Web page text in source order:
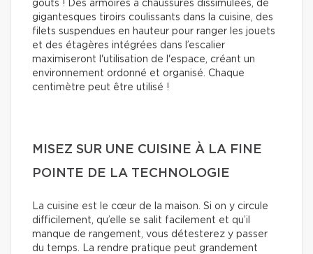
goûts ! Des armoires à chaussures dissimulées, de
gigantesques tiroirs coulissants dans la cuisine, des
filets suspendues en hauteur pour ranger les jouets
et des étagères intégrées dans l’escalier
maximiseront l'utilisation de l'espace, créant un
environnement ordonné et organisé. Chaque
centimètre peut être utilisé !
MISEZ SUR UNE CUISINE À LA FINE
POINTE DE LA TECHNOLOGIE
La cuisine est le cœur de la maison. Si on y circule
difficilement, qu’elle se salit facilement et qu’il
manque de rangement, vous détesterez y passer
du temps. La rendre pratique peut grandement